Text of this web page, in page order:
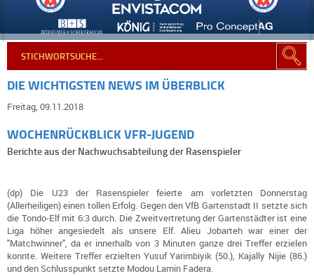
DIE WICHTIGSTEN NEWS IM ÜBERBLICK
Freitag, 09.11.2018
WOCHENRÜCKBLICK VFR-JUGEND
Berichte aus der Nachwuchsabteilung der Rasenspieler
(dp) Die U23 der Rasenspieler feierte am vorletzten Donnerstag
(Allerheiligen) einen tollen Erfolg. Gegen den VfB Gartenstadt II setzte sich
die Tondo-Elf mit 6:3 durch. Die Zweitvertretung der Gartenstädter ist eine
Liga höher angesiedelt als unsere Elf. Alieu Jobarteh war einer der
"Matchwinner", da er innerhalb von 3 Minuten ganze drei Treffer erzielen
konnte. Weitere Treffer erzielten Yusuf Yarimbiyik (50.), Kajally Nijie (86.)
und den Schlusspunkt setzte Modou Lamin Fadera.